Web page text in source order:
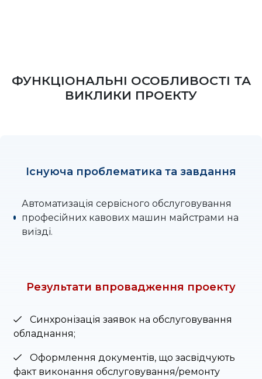
ФУНКЦІОНАЛЬНІ ОСОБЛИВОСТІ ТА
ВИКЛИКИ ПРОЕКТУ
Існуюча проблематика та завдання
Автоматизація сервісного обслуговування
професійних кавових машин майстрами на
виїзді.
Результати впровадження проекту
Синхронізація заявок на обслуговування
обладнання;
Оформлення документів, що засвідчують
факт виконання обслуговування/ремонту